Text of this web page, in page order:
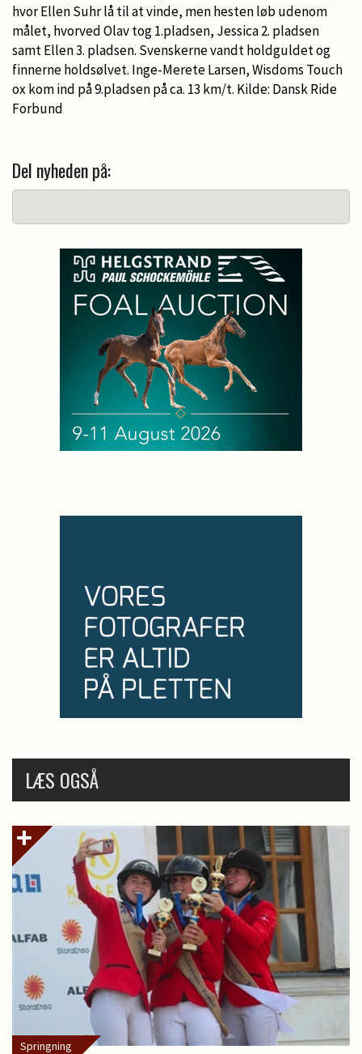
hvor Ellen Suhr lå til at vinde, men hesten løb udenom
målet, hvorved Olav tog 1.pladsen, Jessica 2. pladsen
samt Ellen 3. pladsen. Svenskerne vandt holdguldet og
finnerne holdsølvet. Inge-Merete Larsen, Wisdoms Touch
ox kom ind på 9.pladsen på ca. 13 km/t. Kilde: Dansk Ride
Forbund
Del nyheden på:
LÆS OGSÅ
Springning